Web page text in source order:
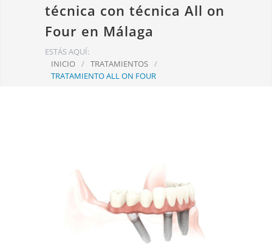
técnica con técnica All on
Four en Málaga
ESTÁS AQUÍ:
INICIO / TRATAMIENTOS /
TRATAMIENTO ALL ON FOUR